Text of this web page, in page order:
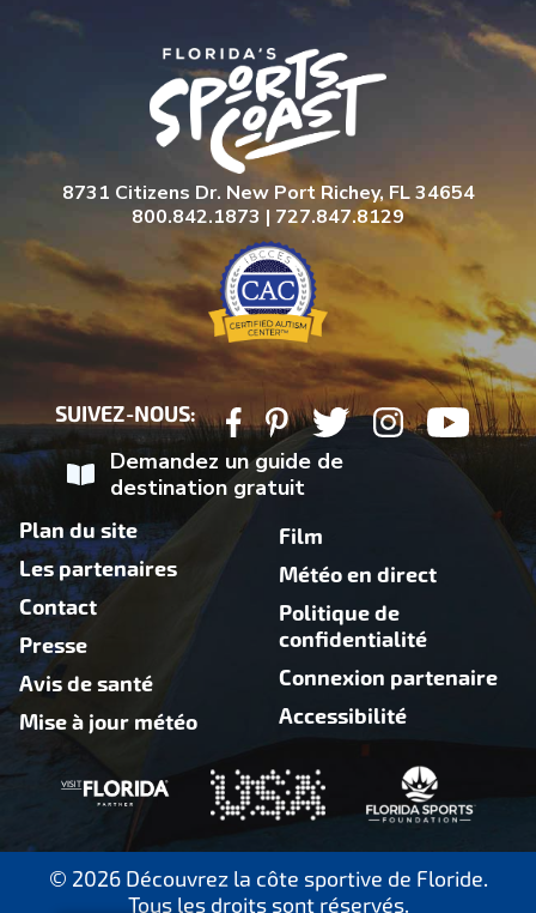
8731 Citizens Dr. New Port Richey, FL 34654
800.842.1873 | 727.847.8129
SUIVEZ-NOUS:
Demandez un guide de
destination gratuit
Plan du site
Les partenaires
Contact
Presse
Avis de santé
Mise à jour météo
Film
Météo en direct
Politique de
confidentialité
Connexion partenaire
Accessibilité
© 2026 Découvrez la côte sportive de Floride.
Tous les droits sont réservés.